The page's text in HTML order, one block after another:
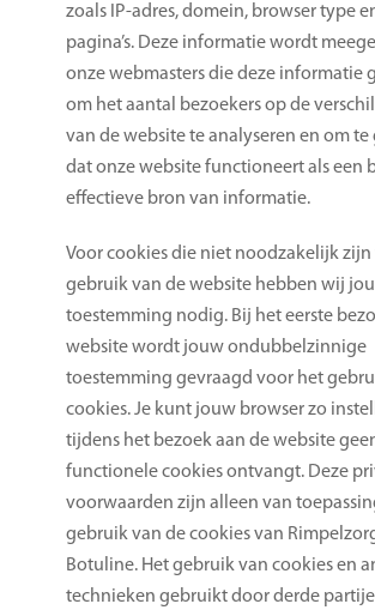
zoals IP-adres, domein, browser type
pagina’s. Deze informatie wordt
onze webmasters die deze informatie
om het aantal bezoekers op de
van de website te analyseren en om te
dat onze website functioneert als een
effectieve bron van informatie.
Voor cookies die niet noodzakelijk
gebruik van de website hebben wij
toestemming nodig. Bij het eerste
website wordt jouw ondubbelzinnige
toestemming gevraagd voor het
cookies. Je kunt jouw browser zo
tijdens het bezoek aan de website
functionele cookies ontvangt. Deze
voorwaarden zijn alleen van
gebruik van de cookies van
Botuline. Het gebruik van cookies en
technieken gebruikt door derde